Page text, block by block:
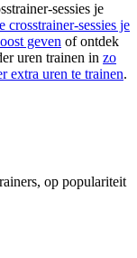
sessies je
crosstrainer-sessies je
geven of ontdek
uren trainen in zo
extra uren te trainen.
op populariteit